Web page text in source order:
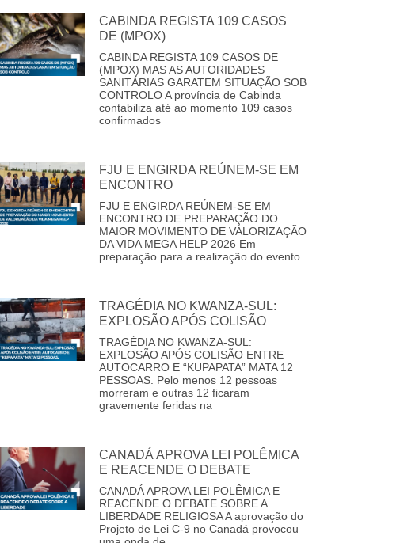
CABINDA REGISTA 109 CASOS
DE (MPOX)
CABINDA REGISTA 109 CASOS DE
(MPOX) MAS AS AUTORIDADES
SANITÁRIAS GARATEM SITUAÇÃO SOB
CONTROLO A província de Cabinda
contabiliza até ao momento 109 casos
confirmados
FJU E ENGIRDA REÚNEM-SE EM
ENCONTRO
FJU E ENGIRDA REÚNEM-SE EM
ENCONTRO DE PREPARAÇÃO DO
MAIOR MOVIMENTO DE VALORIZAÇÃO
DA VIDA MEGA HELP 2026 Em
preparação para a realização do evento
TRAGÉDIA NO KWANZA-SUL:
EXPLOSÃO APÓS COLISÃO
TRAGÉDIA NO KWANZA-SUL:
EXPLOSÃO APÓS COLISÃO ENTRE
AUTOCARRO E “KUPAPATA” MATA 12
PESSOAS. Pelo menos 12 pessoas
morreram e outras 12 ficaram
gravemente feridas na
CANADÁ APROVA LEI POLÊMICA
E REACENDE O DEBATE
CANADÁ APROVA LEI POLÊMICA E
REACENDE O DEBATE SOBRE A
LIBERDADE RELIGIOSA A aprovação do
Projeto de Lei C-9 no Canadá provocou